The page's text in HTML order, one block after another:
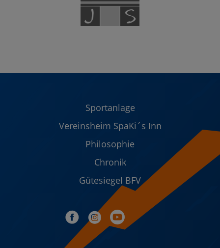
Sportanlage
Vereinsheim SpaKi´s Inn
Philosophie
Chronik
Gütesiegel BFV